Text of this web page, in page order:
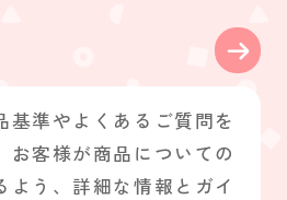
基準やよくあるご質問を
お客様が商品についての
よう、詳細な情報とガイ